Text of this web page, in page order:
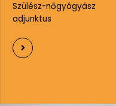
Szülész-nőgyógyász
adjunktus